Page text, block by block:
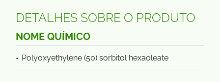
DETALHES SOBRE O PRODUTO
NOME QUÍMICO
Polyoxyethylene (50) sorbitol hexaoleate